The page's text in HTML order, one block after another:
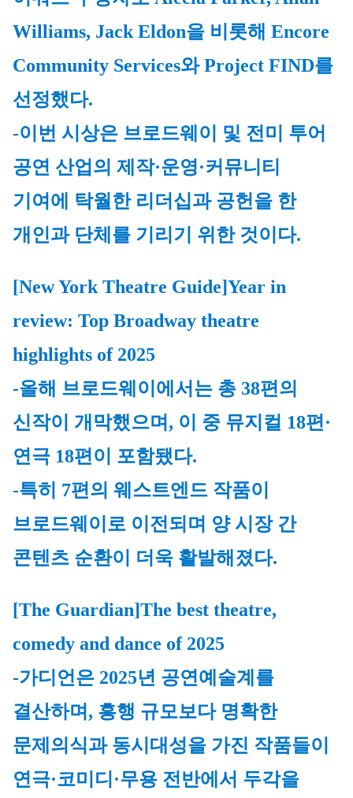
Williams, Jack Eldon을 비롯해 Encore
Community Services와 Project FIND를
선정했다.
-이번 시상은 브로드웨이 및 전미 투어
공연 산업의 제작·운영·커뮤니티
기여에 탁월한 리더십과 공헌을 한
개인과 단체를 기리기 위한 것이다.
[New York Theatre Guide]Year in
review: Top Broadway theatre
highlights of 2025
-올해 브로드웨이에서는 총 38편의
신작이 개막했으며, 이 중 뮤지컬 18편·
연극 18편이 포함됐다.
-특히 7편의 웨스트엔드 작품이
브로드웨이로 이전되며 양 시장 간
콘텐츠 순환이 더욱 활발해졌다.
[The Guardian]The best theatre,
comedy and dance of 2025
-가디언은 2025년 공연예술계를
결산하며, 흥행 규모보다 명확한
문제의식과 동시대성을 가진 작품들이
연극·코미디·무용 전반에서 두각을